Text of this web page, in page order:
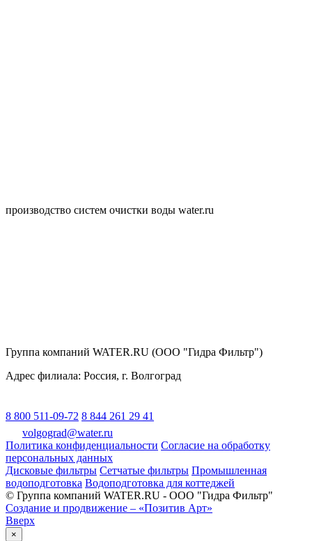
производство систем очистки воды water.ru
Группа компаний WATER.RU (ООО "Гидра Фильтр")
Адрес филиала: Россия, г. Волгоград
8 800 511-09-72 8 844 261 29 41
volgograd@water.ru
Политика конфиденциальности Согласие на обработку
персональных данных
Дисковые фильтры Сетчатые фильтры Промышленная
водоподготовка Водоподготовка для коттеджей
© Группа компаний WATER.RU - ООО "Гидра Фильтр"
Создание и продвижение – «Позитив Арт»
Вверх
×